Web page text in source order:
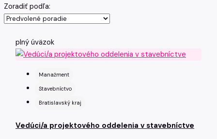
Zoradiť podľa:
plný úväzok
Manažment
Stavebníctvo
Bratislavský kraj
Vedúci/a projektového oddelenia v stavebníctve